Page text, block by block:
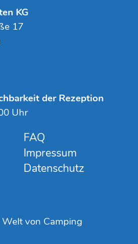
FAQ
Impressum
Datenschutz
von Camping
KG
17
der Rezeption
Uhr